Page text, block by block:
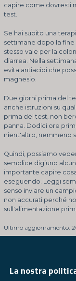
capire come dovresti
test.
Se hai subito una
settimane dopo la
stesso vale per la
diarrea. Nella
evita antiacidi che
magnesio.
Due giorni prima del
anche istruzioni su
prima del test, non
panna. Dodici ore
nient'altro, nemmeno
Quindi, possiamo
semplice digiuno
importante capire
eseguendo. Leggi
senso inviare un
non accurati perché
sull'alimentazione
Ultimo aggiornamento:
La nostra